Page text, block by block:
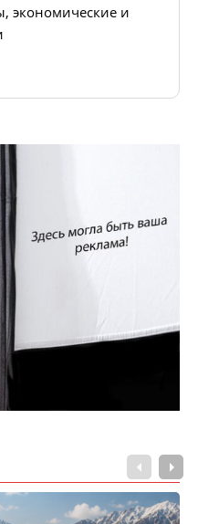
экономические и